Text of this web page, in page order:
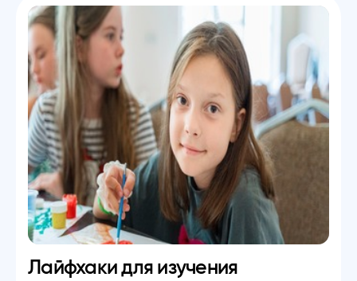
Лайфхаки для изучения